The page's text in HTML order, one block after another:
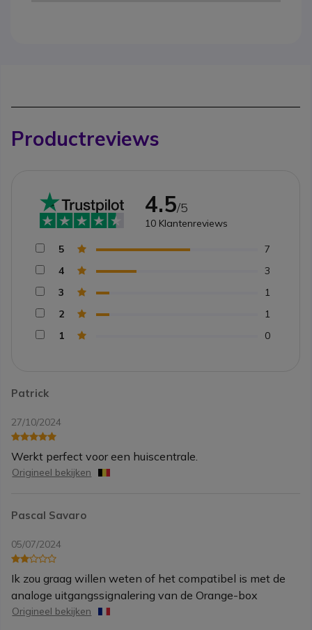
Productreviews
Patrick
27/10/2024
Werkt perfect voor een huiscentrale.
Origineel bekijken
Pascal Savaro
05/07/2024
Ik zou graag willen weten of het compatibel is met de
analoge uitgangssignalering van de Orange-box
Origineel bekijken
4.5/5
10 Klantenreviews
5
7
4
3
3
1
2
1
1
0